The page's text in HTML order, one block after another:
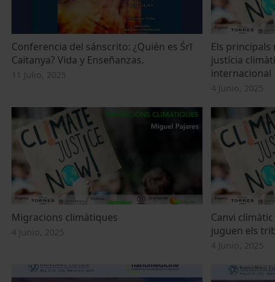
Conferencia del sánscrito: ¿Quién es Śrī
Caitanya? Vida y Enseñanzas.
11 Julio, 2025
Els
justícia
internacional
4 Junio, 2025
Migracions climàtiques
4 Junio, 2025
Canvi
juguen els
4 Junio, 2025